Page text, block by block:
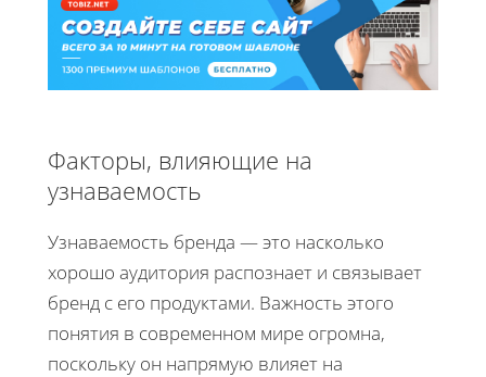
Факторы, влияющие на
узнаваемость
Узнаваемость бренда — это насколько
хорошо аудитория распознает и связывает
бренд с его продуктами. Важность этого
понятия в современном мире огромна,
поскольку он напрямую влияет на